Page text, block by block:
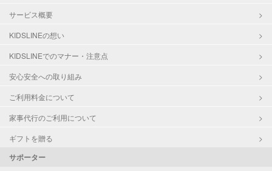
サービス概要
KIDSLINEの想い
KIDSLINEでのマナー・注意点
安心安全への取り組み
ご利用料金について
家事代行のご利用について
ギフトを贈る
サポーター